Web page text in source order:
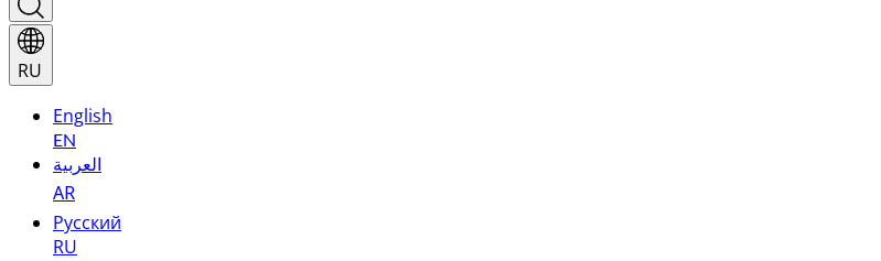
RU
English
EN
العربية
AR
Русский
RU